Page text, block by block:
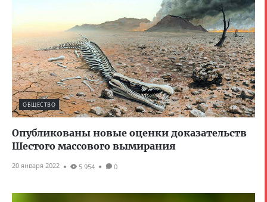
ОБЩЕСТВО
Опубликованы новые оценки доказательств
Шестого массового вымирания
20 января 2022 5 954 0